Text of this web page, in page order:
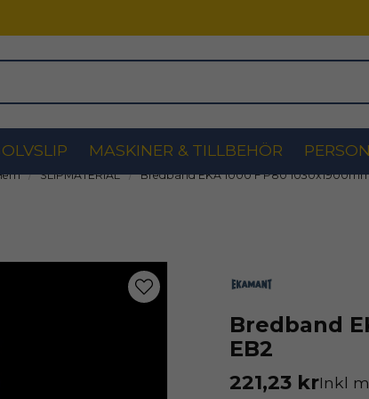
MASKINER & TILLBEHÖR
SLIPMATERIAL Bredband EKA 1000 F P80
Bredband
EB2
221,23 krInkl